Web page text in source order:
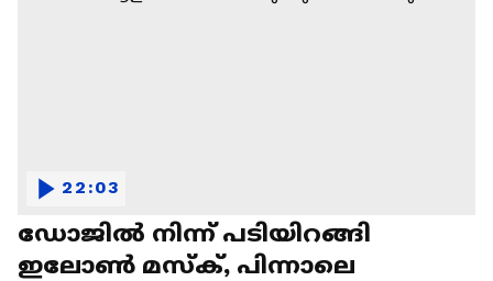
ഡോജിൽ നിന്ന് പടിയിറങ്ങി
ഇലോൺ മസ്ക്, പിന്നാലെ
22:03